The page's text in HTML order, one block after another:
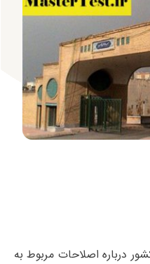
درباره اصلاحات مربوط به